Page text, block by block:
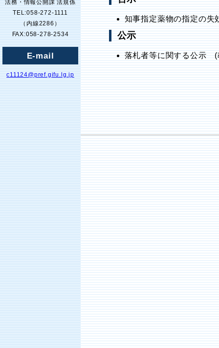
法務・情報公開課 法規係
TEL:058-272-1111
（内線2286）
FAX:058-278-2534
E-mail
c11124@pref.gifu.lg.jp
知事指定薬物の指定の
公示
落札者等に関する公示 (